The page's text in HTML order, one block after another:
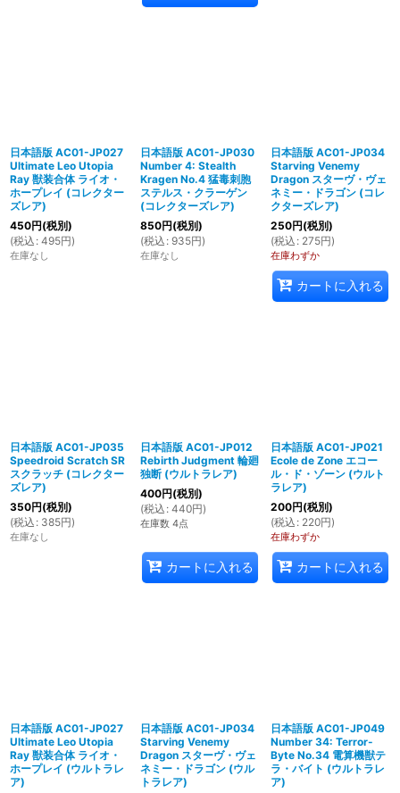
日本語版 AC01-JP027
Ultimate Leo Utopia
Ray 獣装合体 ライオ・
ホープレイ (コレクター
ズレア)
450円(税別)
(税込 : 495円)
在庫なし
日本語版 AC01-JP030
Number 4: Stealth
Kragen No.4 猛毒刺胞
ステルス・クラーゲン
(コレクターズレア)
850円(税別)
(税込 : 935円)
在庫なし
日本語版 AC01-JP034
Starving Venemy
Dragon スターヴ・ヴェ
ネミー・ドラゴン (コレ
クターズレア)
250円(税別)
(税込 : 275円)
在庫わずか
カートに入れる
日本語版 AC01-JP035
Speedroid Scratch SR
スクラッチ (コレクター
ズレア)
350円(税別)
(税込 : 385円)
在庫なし
日本語版 AC01-JP012
Rebirth Judgment 輪廻
独断 (ウルトラレア)
400円(税別)
(税込 : 440円)
在庫数 4点
カートに入れる
日本語版 AC01-JP021
Ecole de Zone エコー
ル・ド・ゾーン (ウルト
ラレア)
200円(税別)
(税込 : 220円)
在庫わずか
カートに入れる
日本語版 AC01-JP027
Ultimate Leo Utopia
Ray 獣装合体 ライオ・
ホープレイ (ウルトラレ
ア)
日本語版 AC01-JP034
Starving Venemy
Dragon スターヴ・ヴェ
ネミー・ドラゴン (ウル
トラレア)
日本語版 AC01-JP049
Number 34: Terror-
Byte No.34 電算機獣テ
ラ・バイト (ウルトラレ
ア)